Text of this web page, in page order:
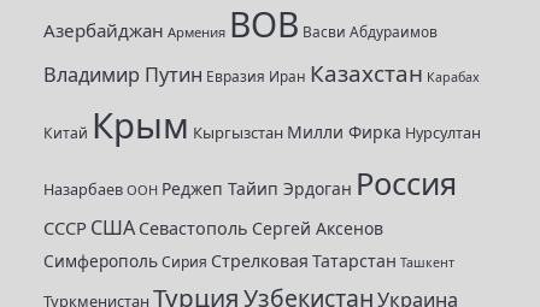
:
Азербайджан Армения ВОВ Васви Абдураимов
Владимир Путин Евразия Иран Казахстан Карабах
Китай Крым Кыргызстан Милли Фирка Нурсултан
Назарбаев ООН Реджеп Тайип Эрдоган Россия
СССР США Севастополь Сергей Аксенов
СимферопольСирия Стрелковая Татарстан Ташкент
Туркменистан ТурцияУзбекистанУкраина